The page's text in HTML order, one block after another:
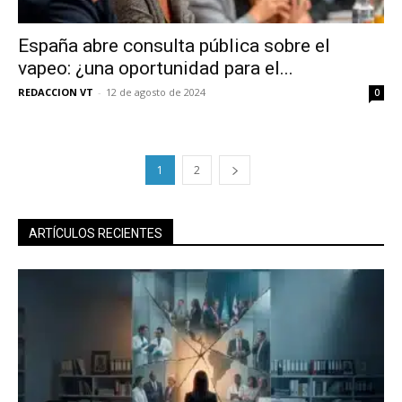
España abre consulta pública sobre el
vapeo: ¿una oportunidad para el...
REDACCION VT - 12 de agosto de 2024 0
1 2
ARTÍCULOS RECIENTES